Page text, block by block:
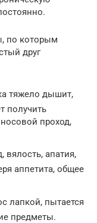
по которым
друг
тяжело дышит,
получить
проход,
апатия,
аппетита, общее
лапкой, пытается
предметы.